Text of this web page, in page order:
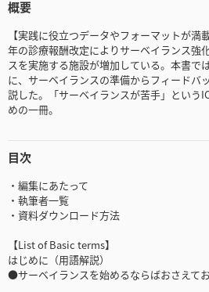
概要
【実践に役立つデータやフォーマットが満
年の診療報酬改定によりサーベイランス強
スを実施する施設が増加している。本書で
に、サーベイランスの準備からフィードバ
説した。「サーベイランスが苦手」という
めの一冊。
目次
・編集にあたって
・執筆者一覧
・資料ダウンロード方法
【List of Basic terms】
はじめに（用語解説）
●サーベイランスを始めるならばおさえて